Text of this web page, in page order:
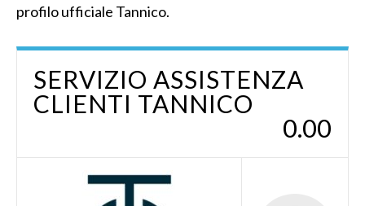
profilo ufficiale Tannico.
SERVIZIO ASSISTENZA
CLIENTI TANNICO
0.00